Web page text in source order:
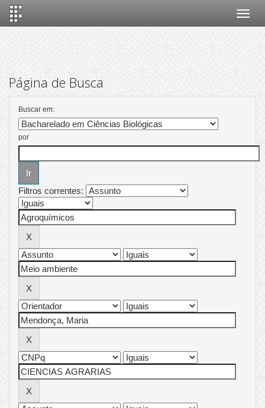
Página de Busca
Buscar em:
por
Filtros correntes: